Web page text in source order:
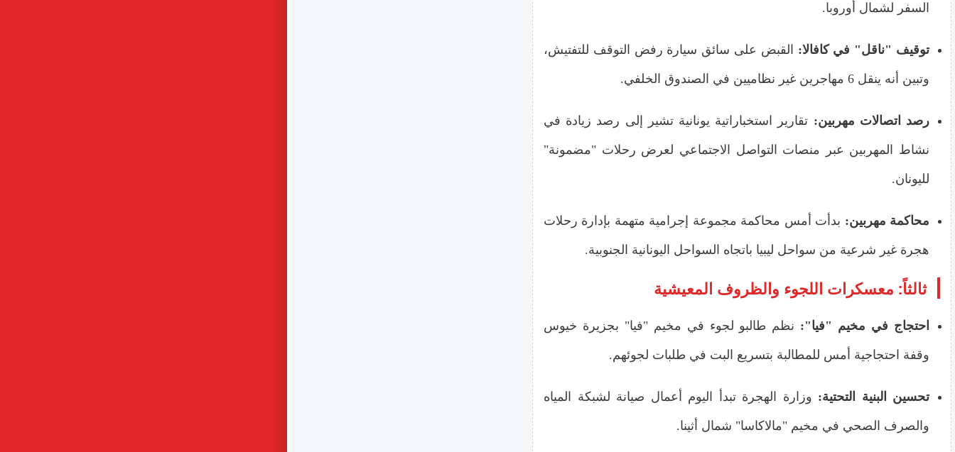
السفر لشمال أوروبا.
توقيف "ناقل" في كافالا: القبض على سائق سيارة رفض التوقف للتفتيش،
وتبين أنه ينقل 6 مهاجرين غير نظاميين في الصندوق الخلفي.
رصد اتصالات مهربين: تقارير استخباراتية يونانية تشير إلى رصد زيادة في
نشاط المهربين عبر منصات التواصل الاجتماعي لعرض رحلات "مضمونة"
لليونان.
محاكمة مهربين: بدأت أمس محاكمة مجموعة إجرامية متهمة بإدارة رحلات
هجرة غير شرعية من سواحل ليبيا باتجاه السواحل اليونانية الجنوبية.
ثالثاً: معسكرات اللجوء والظروف المعيشية
احتجاج في مخيم "فيا": نظم طالبو لجوء في مخيم "فيا" بجزيرة خيوس
وقفة احتجاجية أمس للمطالبة بتسريع البت في طلبات لجوئهم.
تحسين البنية التحتية: وزارة الهجرة تبدأ اليوم أعمال صيانة لشبكة المياه
والصرف الصحي في مخيم "مالاكاسا" شمال أثينا.